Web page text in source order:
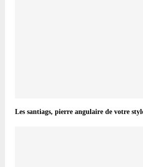
Les santiags, pierre angulaire de votre